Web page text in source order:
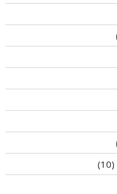
(10)